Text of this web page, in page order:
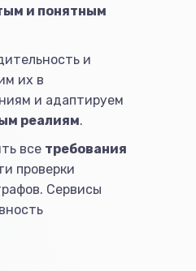
и понятным
и
их в
и адаптируем
реалиям.
все требования
проверки
Сервисы